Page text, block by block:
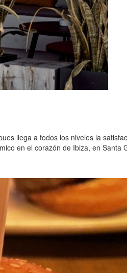
llega a todos los niveles la
en el corazón de Ibiza, en Santa